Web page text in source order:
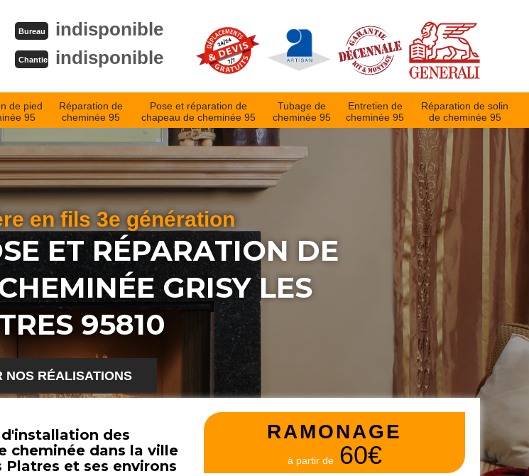
Bureau indisponible
Chantier indisponible
de pied
95
Réparation de
cheminée 95
Pose et réparation de
chapeau de cheminée 95
Tubage de
cheminée 95
Entretien de
cheminée 95
Réparation de solin
de cheminée 95
en fils 3e génération
ET RÉPARATION DE
GRISY LES
95810
NOS RÉALISATIONS
des
cheminée dans la ville
Platres et ses environs
RAMONAGE
à partir de 60€